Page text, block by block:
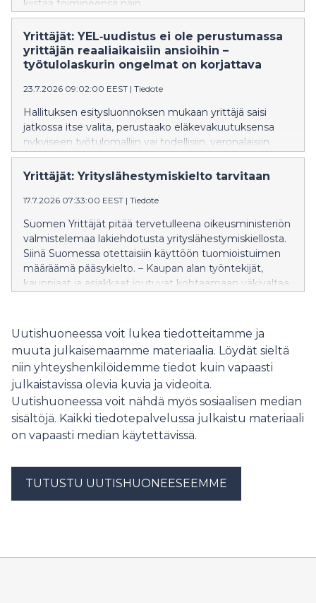
kiistää toimineensa näin.
Yrittäjät: YEL‑uudistus ei ole perustumassa
yrittäjän reaaliaikaisiin ansioihin –
työtulolaskurin ongelmat on korjattava
23.7.2026 09:02:00 EEST | Tiedote
Hallituksen esitysluonnoksen mukaan yrittäjä saisi
jatkossa itse valita, perustaako eläkevakuutuksensa
nykyiseen työtulomalliin vai todellisiin, veronalaisiin
ansiotuloihin. Yrittäjän ansiotulona käytettäisiin viimeksi
vahvistetun verotuksen
ansiotulotietoa. Mallin ongelma on, että ansiotuloja
vakuutettaessa työtulo perustuisi menneisiin
ansiotulomalli ei perustu reaaliaikaisiin tuloihin vaan
vanhaan verotustietoon. Lisäksi työtulolaskurin
ongelmat on uudistuksessa ratkaistava”, johtaja Atte
Rytkönen-Sandberg Suomen Yrittäjistä sanoo.
Yrittäjät: Yrityslähestymiskielto tarvitaan
17.7.2026 07:33:00 EEST | Tiedote
Suomen Yrittäjät pitää tervetulleena oikeusministeriön
valmistelemaa lakiehdotusta yrityslähestymiskiellosta.
Siinä Suomessa otettaisiin käyttöön tuomioistuimen
määräämä pääsykielto. – Kaupan alan työntekijät,
kauppiaat ja asiakkaat joutuvat kohtaamaan väkivaltaa,
henkilökuntaansa toistuvalta ja vakavalta häirinnältä,
Yrittäjien lainsäädäntöasioiden päällikkö Tiina
Toivonen sanoo.
Uutishuoneessa voit lukea tiedotteitamme ja
muuta julkaisemaamme materiaalia. Löydät sieltä
niin yhteyshenkilöidemme tiedot kuin vapaasti
julkaistavissa olevia kuvia ja videoita.
Uutishuoneessa voit nähdä myös sosiaalisen median
sisältöjä. Kaikki tiedotepalvelussa julkaistu materiaali
on vapaasti median käytettävissä.
TUTUSTU UUTISHUONEESEEMME